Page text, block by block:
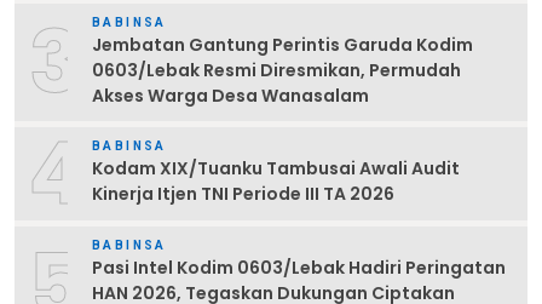
3 BABINSA
Jembatan Gantung Perintis Garuda Kodim
0603/Lebak Resmi Diresmikan, Permudah
Akses Warga Desa Wanasalam
4 BABINSA
Kodam XIX/Tuanku Tambusai Awali Audit
Kinerja Itjen TNI Periode III TA 2026
BABINSA
Pasi Intel Kodim 0603/Lebak Hadiri Peringatan
HAN 2026, Tegaskan Dukungan Ciptakan